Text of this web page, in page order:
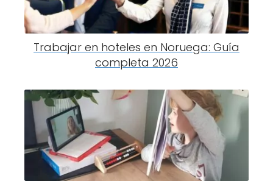
Trabajar en hoteles en Noruega: Guía
completa 2026